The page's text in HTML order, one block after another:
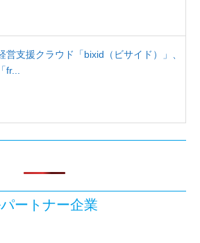
営支援クラウド「bixid（ビサイド）」、
「fr...
ートナー企業